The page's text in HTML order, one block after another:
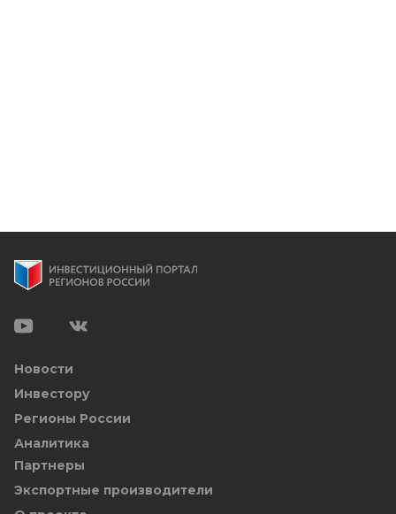
Новости
Инвестору
Регионы России
Аналитика
Партнеры
Экспортные производители